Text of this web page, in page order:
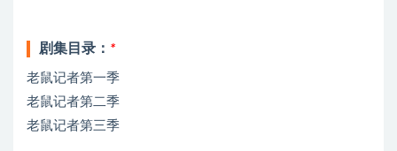
剧集目录： *
老鼠记者第一季
老鼠记者第二季
老鼠记者第三季